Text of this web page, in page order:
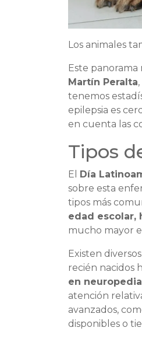
Los animales
Este panorama
Martín Peralta
tenemos
epilepsia es
en cuenta las
Tipos
El Día
sobre esta
tipos más
edad escolar,
mucho mayor
Existen
recién nacidos
en
atención
avanzados,
disponibles o